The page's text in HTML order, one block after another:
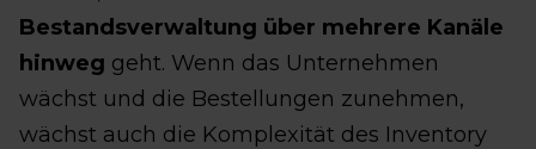
Bestandsverwaltung über mehrere Kanäle
hinweg geht. Wenn das Unternehmen
wächst und die Bestellungen zunehmen,
wächst auch die Komplexität des Inventory